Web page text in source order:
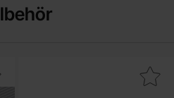
1.27mm /m som favorit
iDC hane PCB 34-pol med